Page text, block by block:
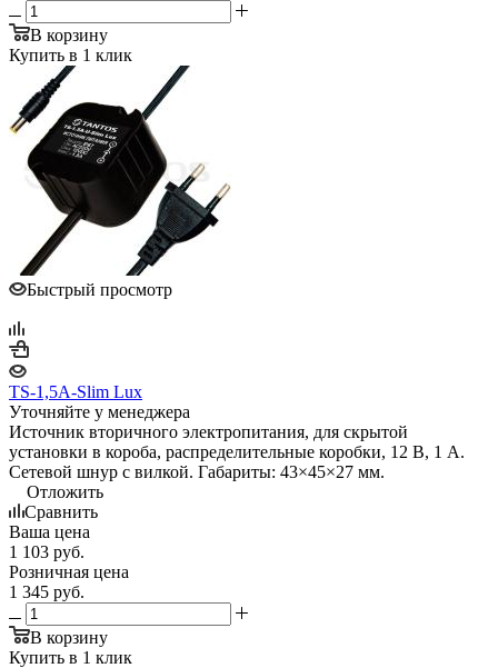
В корзину
Купить в 1 клик
Быстрый просмотр
TS-1,5A-Slim Lux
Уточняйте у менеджера
Источник вторичного электропитания, для скрытой
установки в короба, распределительные коробки, 12 В, 1 А.
Сетевой шнур с вилкой. Габариты: 43×45×27 мм.
Отложить
Сравнить
Ваша цена
1 103 руб.
Розничная цена
1 345 руб.
В корзину
Купить в 1 клик